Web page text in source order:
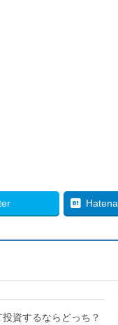
Hatena
資するならどっち？